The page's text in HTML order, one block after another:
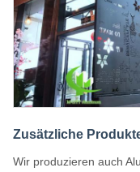
Zusätzliche
Wir produzieren auch